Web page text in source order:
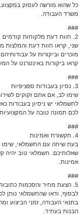
כל שהוא מורשה לעסוק
משרד העבודה.
###
2. חוות דעת מלקוחות קודמים
שני, קראו חוות דעת והמלצות
מוכרים וביקורות על
קראו ביקורות באינטרנט על
###
3. נסיון בעבודות ספציפיות
שימו לב, אם אתם זקוקים
לחשמלאי יש ניסיון בעבודות
לכם תמונה טובה על המקצועיות
###
4. תקשורת ואמינות
בעת שיחה עם החשמלאי, שימו
שאלותיכם. חשמלאי טוב יהיה
אמינות.
###
5. הצעת מחיר והסכמות כתובות
לבסוף, ודאו שהחשמלאי נותן
בתנאי העבודה, זמני הביצוע
הבנות בעתיד.